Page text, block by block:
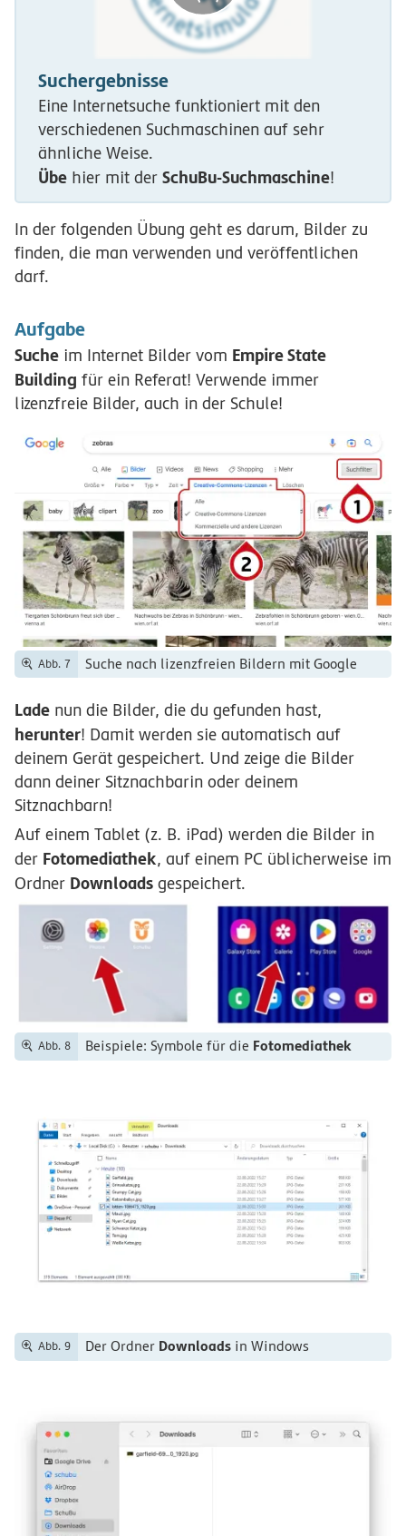
Suchergebnisse
Eine Internetsuche funktioniert mit den
verschiedenen Suchmaschinen auf sehr
ähnliche Weise.
Übe hier mit der SchuBu-Suchmaschine!
In der folgenden Übung geht es darum, Bilder zu
finden, die man verwenden und veröffentlichen
darf.
Aufgabe
Suche im Internet Bilder vom Empire State
Building für ein Referat! Verwende immer
lizenzfreie Bilder, auch in der Schule!
Abb. 7 Suche nach lizenzfreien Bildern mit Google
Lade nun die Bilder, die du gefunden hast,
herunter! Damit werden sie automatisch auf
deinem Gerät gespeichert. Und zeige die Bilder
dann deiner Sitznachbarin oder deinem
Sitznachbarn!
Auf einem Tablet (z. B. iPad) werden die Bilder in
der Fotomediathek, auf einem PC üblicherweise im
Ordner Downloads gespeichert.
Abb. 8 Beispiele: Symbole für die Fotomediathek
Abb. 9 Der Ordner Downloadsin Windows